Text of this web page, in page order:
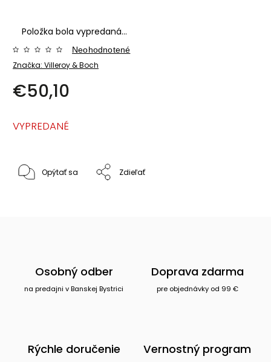
Položka bola vypredaná…
Značka: Villeroy & Boch
Neohodnotené
€50,10
VYPREDANÉ
Opýtať sa Zdieľať
Osobný odber
na predajni v Banskej Bystrici
Doprava zdarma
pre objednávky od 99 €
Rýchle doručenie Vernostný program